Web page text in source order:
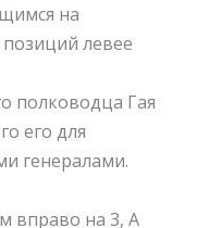
на
левее
полководца Гая
его для
генералами.
вправо на 3, A